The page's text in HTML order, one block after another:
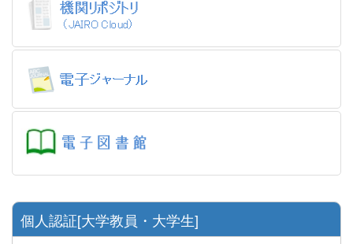
個人認証[大学教員・大学生]